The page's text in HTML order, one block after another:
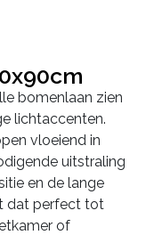
bomenlaan zien
lichtaccenten.
vloeiend in
uitstraling
en de lange
dat perfect tot
of